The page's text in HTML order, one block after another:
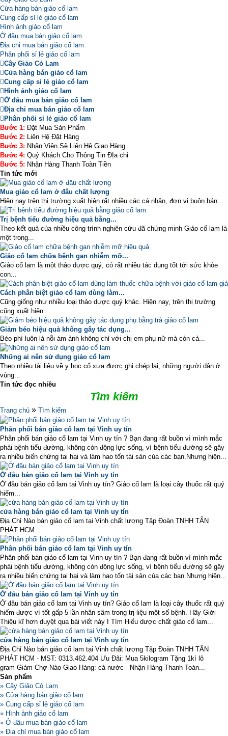
Cửa hàng bán giảo cổ lam
Cung cấp sỉ lẻ giảo cổ lam
Hình ảnh giảo cổ lam
Ở đâu mua bán giảo cổ lam
Địa chỉ mua bán giảo cổ lam
Phân phối sỉ lẻ giảo cổ lam
Cây Giảo Cỏ Lam
Cửa hàng bán giảo cổ lam
Cung cấp sỉ lẻ giảo cổ lam
Hình ảnh giảo cổ lam
Ở đâu mua bán giảo cổ lam
Địa chỉ mua bán giảo cổ lam
Phân phối sỉ lẻ giảo cổ lam
Bước 1: Đặt Mua Sản Phẩm
Bước 2: Liên Hệ Đặt Hàng
Bước 3: Nhân Viên Sẽ Liên Hệ Giao Hàng
Bước 4: Quý Khách Cho Thông Tin ĐỊa chỉ
Bước 5: Nhận Hàng Thanh Toàn Tiền
Tin tức mới
Mua giảo cổ lam ở đâu chất lượng
Hiện nay trên thị trường xuất hiện rất nhiều các cá nhân, đơn vị buôn bán...
Trị bệnh tiểu đường hiệu quả bằng...
Theo kết quả của nhiều công trình nghiên cứu đã chứng minh Giảo cổ lam là
một trong...
Giảo cổ lam chữa bệnh gan nhiễm mỡ...
Giảo cổ lam là một thảo dược quý, có rất nhiều tác dụng tốt tới sức khỏe
con...
Cách phân biệt giảo cổ lam dùng làm...
Cũng giống như nhiều loại thảo dược quý khác. Hiện nay, trên thị trường
cũng xuất hiện...
Giảm béo hiệu quả không gây tác dụng...
Béo phì luôn là nỗi ám ảnh không chỉ với chị em phụ nữ mà còn cả...
Những ai nên sử dụng giảo cổ lam
Theo nhiều tài liệu về y học cổ xưa được ghi chép lại, những người dân ở
vùng...
Tin tức đọc nhiều
Tìm kiếm
Trang chủ » Tìm kiếm
Phân phối bán giảo cổ lam tại Vinh uy tín
Phân phối bán giảo cổ lam tại Vinh uy tín ? Bạn đang rất buồn vì mình mắc
phải bệnh tiểu đường, không còn động lực sống, vì bệnh tiểu đường sẽ gây
ra nhiều biến chứng tai hại và làm hao tốn tài sản của các bạn.Nhưng hiện...
Ở đâu bán giảo cổ lam tại Vinh uy tín
Ở đâu bán giảo cổ lam tại Vinh uy tín? Giảo cổ lam là loại cây thuốc rất quý
hiếm...
cửa hàng bán giảo cổ lam tại Vinh uy tín
Địa Chỉ Nào bán giảo cổ lam tại Vinh chất lượng Tập Đoàn TNHH TẤN
PHÁT HCM...
Phân phối bán giảo cổ lam tại Vinh uy tín
Phân phối bán giảo cổ lam tại Vinh uy tín ? Bạn đang rất buồn vì mình mắc
phải bệnh tiểu đường, không còn động lực sống, vì bệnh tiểu đường sẽ gây
ra nhiều biến chứng tai hại và làm hao tốn tài sản của các bạn.Nhưng hiện...
Ở đâu bán giảo cổ lam tại Vinh uy tín
Ở đâu bán giảo cổ lam tại Vinh uy tín? Giảo cổ lam là loại cây thuốc rất quý
hiếm được ví tốt gấp 5 lần nhân sâm trong trị liệu một số bệnh. Hãy Giới
Thiệu kĩ hơn duyệt qua bài viết này I Tìm Hiểu dược chất giảo cổ lam...
cửa hàng bán giảo cổ lam tại Vinh uy tín
Địa Chỉ Nào bán giảo cổ lam tại Vinh chất lượng Tập Đoàn TNHH TẤN
PHÁT HCM - MST: 0313.462.404 Ưu Đãi: Mua 5kilogram Tặng 1kí lô
gram Giảm Chợ Nào Giao Hàng: cả nước - Nhận Hàng Thanh Toán...
Sản phẩm
» Cây Giảo Cỏ Lam
» Cửa hàng bán giảo cổ lam
» Cung cấp sỉ lẻ giảo cổ lam
» Hình ảnh giảo cổ lam
» Ở đâu mua bán giảo cổ lam
» Địa chỉ mua bán giảo cổ lam